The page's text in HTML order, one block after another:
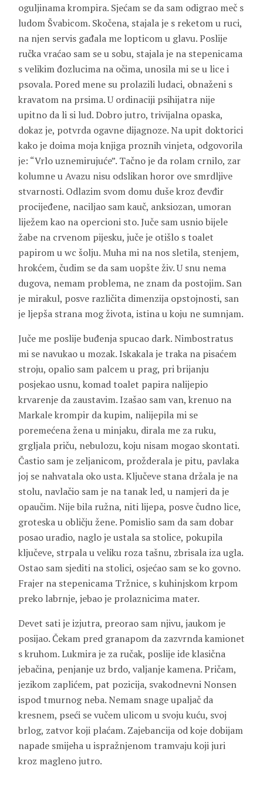
oguljinama krompira. Sjećam se da sam odigrao meč s
ludom Švabicom. Skočena, stajala je s reketom u ruci,
na njen servis gađala me lopticom u glavu. Poslije
ručka vraćao sam se u sobu, stajala je na stepenicama
s velikim đozlucima na očima, unosila mi se u lice i
psovala. Pored mene su prolazili ludaci, obnaženi s
kravatom na prsima. U ordinaciji psihijatra nije
upitno da li si lud. Dobro jutro, trivijalna opaska,
dokaz je, potvrda ogavne dijagnoze. Na upit doktorici
kako je doima moja knjiga proznih vinjeta, odgovorila
je: “Vrlo uznemirujuće”. Tačno je da rolam crnilo, zar
kolumne u Avazu nisu odslikan horor ove smrdljive
stvarnosti. Odlazim svom domu duše kroz đevđir
procijeđene, naciljao sam kauč, anksiozan, umoran
liježem kao na opercioni sto. Juče sam usnio bijele
žabe na crvenom pijesku, juče je otišlo s toalet
papirom u wc šolju. Muha mi na nos sletila, stenjem,
hrokćem, čudim se da sam uopšte živ. U snu nema
dugova, nemam problema, ne znam da postojim. San
je mirakul, posve različita dimenzija opstojnosti, san
je ljepša strana mog života, istina u koju ne sumnjam.
Juče me poslije buđenja spucao dark. Nimbostratus
mi se navukao u mozak. Iskakala je traka na pisaćem
stroju, opalio sam palcem u prag, pri brijanju
posjekao usnu, komad toalet papira nalijepio
krvarenje da zaustavim. Izašao sam van, krenuo na
Markale krompir da kupim, nalijepila mi se
poremećena žena u minjaku, dirala me za ruku,
grgljala priču, nebulozu, koju nisam mogao skontati.
Častio sam je zeljanicom, prožderala je pitu, pavlaka
joj se nahvatala oko usta. Ključeve stana držala je na
stolu, navlačio sam je na tanak led, u namjeri da je
opaučim. Nije bila ružna, niti lijepa, posve čudno lice,
groteska u obličju žene. Pomislio sam da sam dobar
posao uradio, naglo je ustala sa stolice, pokupila
ključeve, strpala u veliku roza tašnu, zbrisala iza ugla.
Ostao sam sjediti na stolici, osjećao sam se ko govno.
Frajer na stepenicama Tržnice, s kuhinjskom krpom
preko labrnje, jebao je prolaznicima mater.
Devet sati je izjutra, preorao sam njivu, jaukom je
posijao. Čekam pred granapom da zazvrnda kamionet
s kruhom. Lukmira je za ručak, poslije ide klasična
jebačina, penjanje uz brdo, valjanje kamena. Pričam,
jezikom zaplićem, pat pozicija, svakodnevni Nonsen
ispod tmurnog neba. Nemam snage upaljač da
kresnem, pseći se vučem ulicom u svoju kuću, svoj
brlog, zatvor koji plaćam. Zajebancija od koje dobijam
napade smijeha u ispražnjenom tramvaju koji juri
kroz magleno jutro.